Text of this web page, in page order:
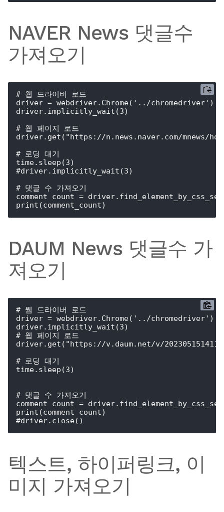
NAVER News 댓글수
가져오기
# 웹 드라이버 로드
driver = webdriver.Chrome('../chromedriver')
driver.implicitly_wait(3)
# 웹 페이지 로드
driver.get("https://n.news.naver.com/mnews/
# 로딩 대기
time.sleep(3)
#driver.implicitly_wait(3)
# 댓글 수 가져오기
comment_count =
print(comment_count)
DAUM News 댓글수 가
져오기
# 웹 드라이버 로드
driver = webdriver.Chrome('../chromedriver')
driver.implicitly_wait(3)
# 웹 페이지 로드
driver.get("https://v.daum.net/v/
# 로딩 대기
time.sleep(3)
# 댓글 수 가져오기
comment_count =
print(comment_count)
#driver.close()
텍스트, 하이퍼링크, 이
미지 가져오기